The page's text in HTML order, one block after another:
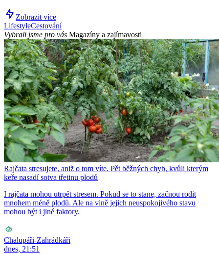
Zobrazit více
LifestyleCestování
Vybrali jsme pro vás Magazíny a zajímavosti
Rajčata stresujete, aniž o tom víte. Pět běžných chyb, kvůli kterým
keře nasadí sotva třetinu plodů
I rajčata mohou utrpět stresem. Pokud se to stane, začnou rodit
mnohem méně plodů. Ale na vině jejich neuspokojivého stavu
mohou být i jiné faktory.
Chalupáři-Zahrádkáři
dnes, 21:51